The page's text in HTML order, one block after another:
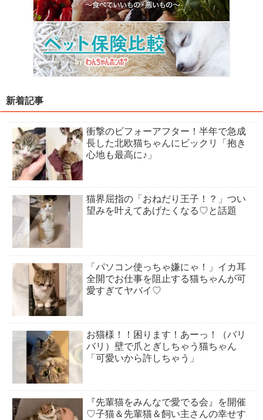
新着記事
衝撃のビフォーアフター！半年で急成
長した北欧猫ちゃんにビックリ「抱き
心地も最高に♪」
猫界屈指の「おねだり王子！？」つい
望みを叶えてあげたくなる♡と話題
「パソコン使っちゃ嫌にゃ！」イカ耳
全開でお仕事を阻止する猫ちゃんが可
愛すぎてヤバイ♡
お猫様！！困ります！あーっ！（バリ
バリ）壁で爪とぎしちゃう猫ちゃん
「可愛いから許しちゃう」
『先輩猫をみんなで愛でる会』を開催
♡子猫＆先輩猫＆飼い主さんの幸せす